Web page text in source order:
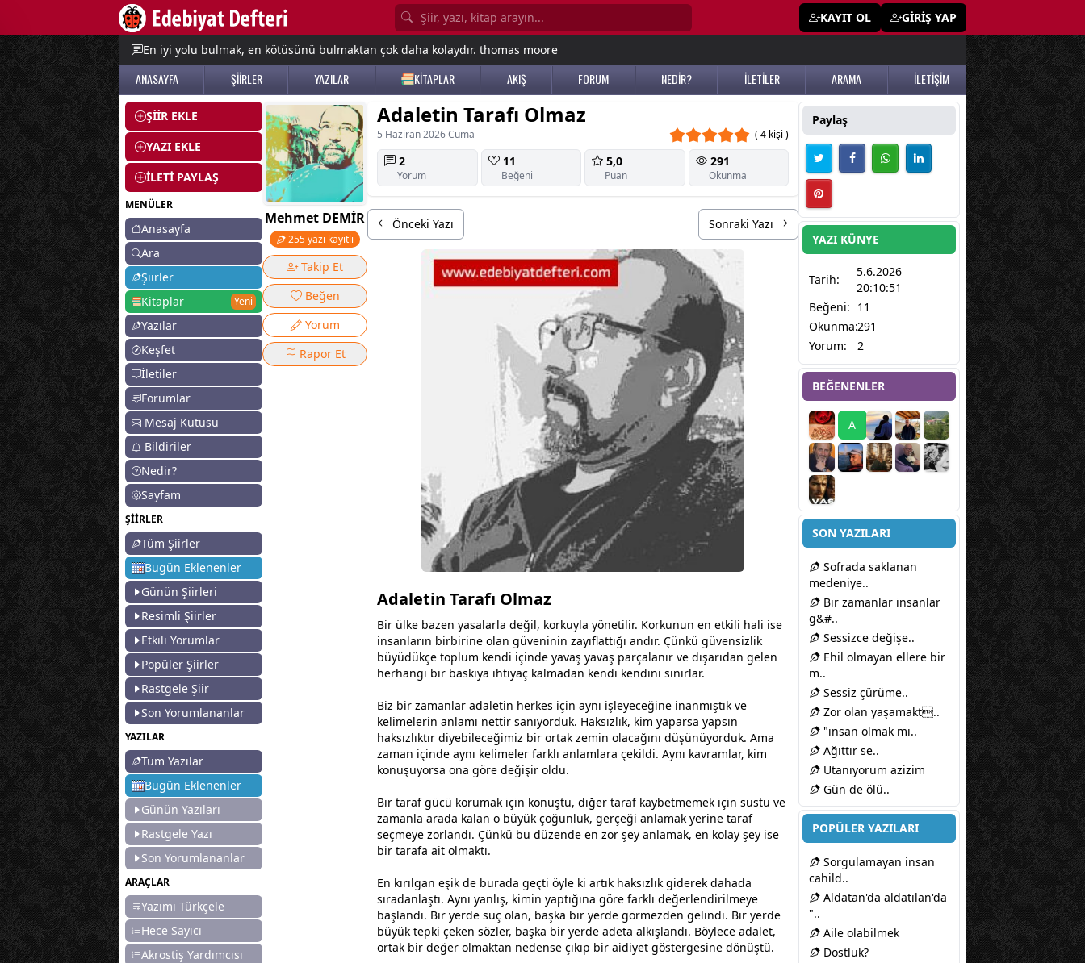
KAYIT OL GİRİŞ YAP
En iyi yolu bulmak, en kötüsünü bulmaktan çok daha kolaydır. thomas moore
ANASAYFA ŞİİRLER YAZILAR KİTAPLAR AKIŞ FORUM NEDİR? İLETİLER ARAMA İLETİŞİM
ŞİİR EKLE
YAZI EKLE
İLETİ PAYLAŞ
MENÜLER
Anasayfa
Ara
Şiirler
Kitaplar
Yeni
Yazılar
Keşfet
İletiler
Forumlar
Mesaj Kutusu
Bildiriler
Nedir?
Sayfam
ŞİİRLER
Tüm Şiirler
Bugün Eklenenler
Günün Şiirleri
Resimli Şiirler
Etkili Yorumlar
Popüler Şiirler
Rastgele Şiir
Son Yorumlananlar
YAZILAR
Tüm Yazılar
Bugün Eklenenler
Günün Yazıları
Rastgele Yazı
Son Yorumlananlar
ARAÇLAR
Yazımı Türkçele
Hece Sayıcı
Akrostiş Yardımcısı
Mehmet DEMİR
255 yazı kayıtlı
Takip Et
Beğen
Yorum
Rapor Et
Adaletin Tarafı Olmaz
5 Haziran 2026 Cuma ( 4 kişi )
2
Yorum
11
Beğeni
5,0
Puan
291
Okunma
Önceki Yazı Sonraki Yazı
Adaletin Tarafı Olmaz
Bir ülke bazen yasalarla değil, korkuyla yönetilir. Korkunun en etkili hali ise
insanların birbirine olan güveninin zayıflattığı andır. Çünkü güvensizlik
büyüdükçe toplum kendi içinde yavaş yavaş parçalanır ve dışarıdan gelen
herhangi bir baskıya ihtiyaç kalmadan kendi kendini sınırlar.
Biz bir zamanlar adaletin herkes için aynı işleyeceğine inanmıştık ve
kelimelerin anlamı nettir sanıyorduk. Haksızlık, kim yaparsa yapsın
haksızlıktır diyebileceğimiz bir ortak zemin olacağını düşünüyorduk. Ama
zaman içinde aynı kelimeler farklı anlamlara çekildi. Aynı kavramlar, kim
konuşuyorsa ona göre değişir oldu.
Bir taraf gücü korumak için konuştu, diğer taraf kaybetmemek için sustu ve
zamanla arada kalan o büyük çoğunluk, gerçeği anlamak yerine taraf
seçmeye zorlandı. Çünkü bu düzende en zor şey anlamak, en kolay şey ise
bir tarafa ait olmaktı.
En kırılgan eşik de burada geçti öyle ki artık haksızlık giderek dahada
sıradanlaştı. Aynı yanlış, kimin yaptığına göre farklı değerlendirilmeye
başlandı. Bir yerde suç olan, başka bir yerde görmezden gelindi. Bir yerde
büyük tepki çeken sözler, başka bir yerde adeta alkışlandı. Böylece adalet,
ortak bir değer olmaktan nedense çıkıp bir aidiyet göstergesine dönüştü.
Paylaş
YAZI KÜNYE
Tarih:
5.6.2026
20:10:51
Beğeni: 11
Okunma:291
Yorum:
2
BEĞENENLER
A
SON YAZILARI
Sofrada saklanan
medeniye..
Bir zamanlar insanlar
g&#..
Sessizce değişe..
Ehil olmayan ellere bir
m..
Sessiz çürüme..
Zor olan yaşamakt..
"insan olmak mı..
Ağıttır se..
Utanıyorum azizim
Gün de ölü..
POPÜLER YAZILARI
Sorgulamayan insan
cahild..
Aldatan'da aldatılan'da
"..
Aile olabilmek
Dostluk?
menu